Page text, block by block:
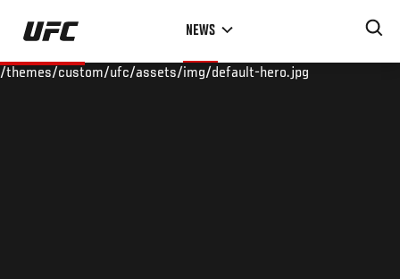
Skip
main
NEWS
/themes/custom/ufc/assets/img/default-hero.jpg